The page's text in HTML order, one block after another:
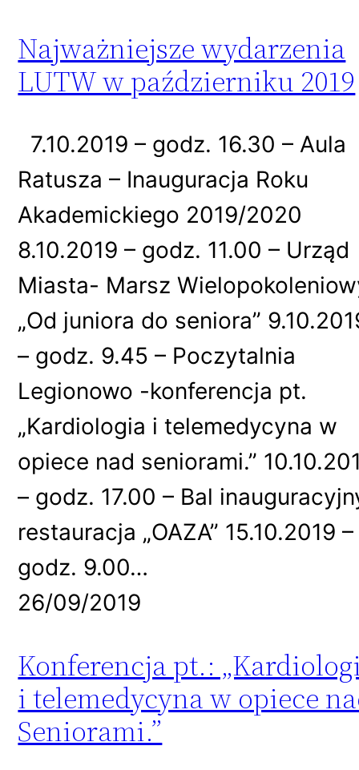
Najważniejsze wydarzenia
LUTW w październiku 2019
7.10.2019 – godz. 16.30 – Aula
Ratusza – Inauguracja Roku
Akademickiego 2019/2020
8.10.2019 – godz. 11.00 – Urząd
Miasta- Marsz
„Od juniora do seniora”
– godz. 9.45 – Poczytalnia
Legionowo -konferencja pt.
„Kardiologia i telemedycyna w
opiece nad seniorami.”
– godz. 17.00 – Bal
restauracja „OAZA” 15.10.2019 –
godz. 9.00…
26/09/2019
Konferencja pt.:
i telemedycyna w opiece
Seniorami.”